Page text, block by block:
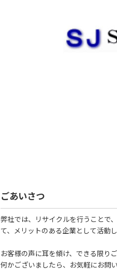
ごあいさつ
弊社では、リサイクルを行うことで
て、メリットのある企業として活動し
お客様の声に耳を傾け、できる限り
何かございましたら、お気軽にお問